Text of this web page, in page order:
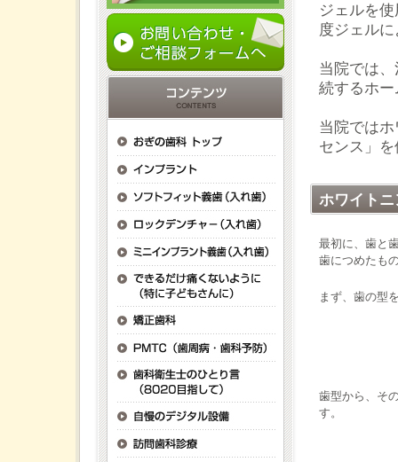
ジェルを
度ジェル
当院では
続するホ
当院では
センス」
ホワイト
最初に、歯と
歯につめたも
まず、歯の型
歯型から、そ
す。